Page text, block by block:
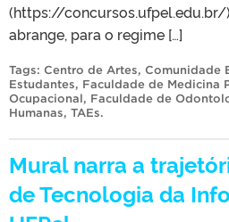
(https://
abrange, para o regime […]
Tags: Centro de Artes, Comunidade
Estudantes, Faculdade de Medicina
Ocupacional, Faculdade de
Humanas, TAEs.
Mural narra a
de Tecnologia da